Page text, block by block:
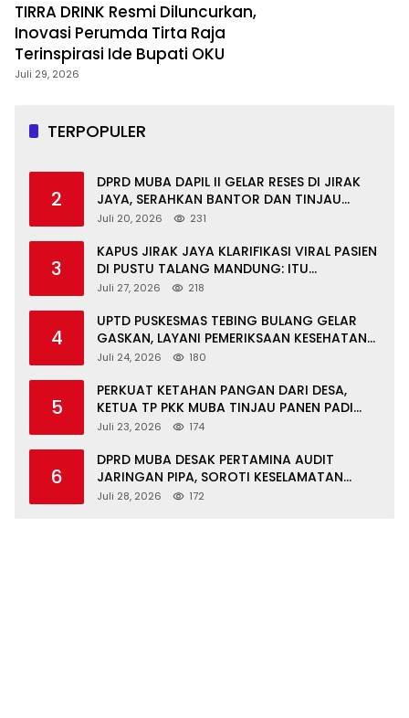
TIRRA DRINK Resmi Diluncurkan,
Inovasi Perumda Tirta Raja
Terinspirasi Ide Bupati OKU
Juli 29, 2026
TERPOPULER
2
DPRD MUBA DAPIL II GELAR RESES DI JIRAK
JAYA, SERAHKAN BANTOR DAN TINJAU
JALAN RUSAK SERTA TPS 3R
Juli 20, 2026 231
3
KAPUS JIRAK JAYA KLARIFIKASI VIRAL PASIEN
DI PUSTU TALANG MANDUNG: ITU
MISKOMUNIKASI
Juli 27, 2026 218
4
UPTD PUSKESMAS TEBING BULANG GELAR
GASKAN, LAYANI PEMERIKSAAN KESEHATAN
GRATIS UNTUK ASN DI SUNGAI KERUH
Juli 24, 2026 180
5
PERKUAT KETAHAN PANGAN DARI DESA,
KETUA TP PKK MUBA TINJAU PANEN PADI
ORGANIK DAN IKAN NILA
Juli 23, 2026 174
6
DPRD MUBA DESAK PERTAMINA AUDIT
JARINGAN PIPA, SOROTI KESELAMATAN
WARGA JIRAK
Juli 28, 2026 172